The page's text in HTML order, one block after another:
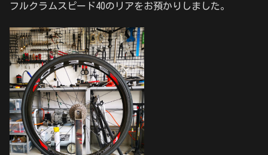
フルクラムスピード40のリアをお預かりしました。